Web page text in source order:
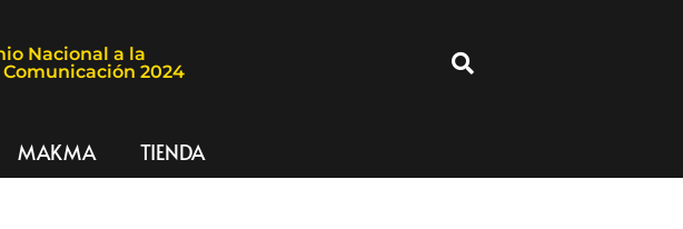
Nacional a la
2024
MAKMA TIENDA